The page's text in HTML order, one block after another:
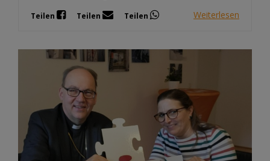
Teilen Teilen Teilen Weiterlesen